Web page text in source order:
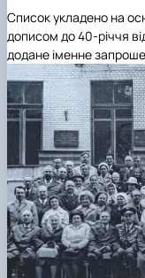
Список укладено на
дописом до 40-річчя
додане іменне